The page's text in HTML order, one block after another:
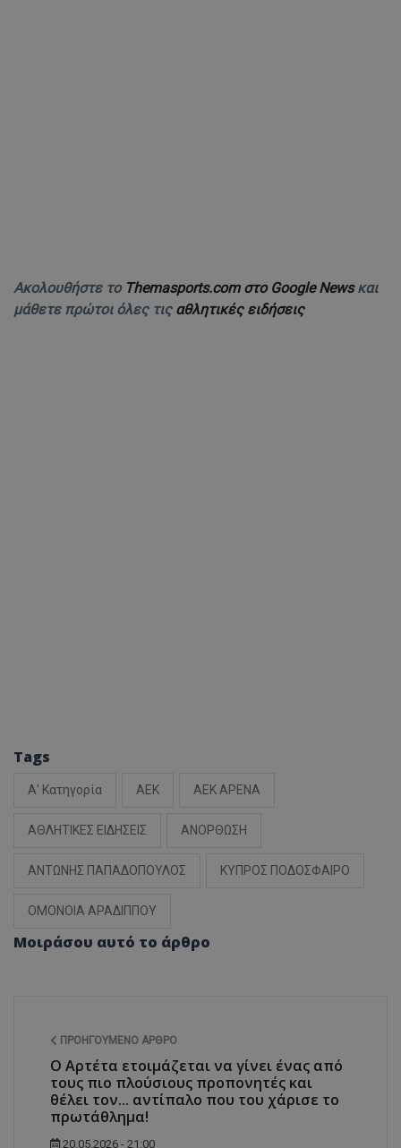
Ακολουθήστε το Themasports.com στο Google Newsκαι
μάθετε πρώτοι όλες τις αθλητικές ειδήσεις
Tags
Α' Κατηγορία ΑΕΚ ΑΕΚ ΑΡΕΝΑ
ΑΘΛΗΤΙΚΕΣ ΕΙΔΗΣΕΙΣ ΑΝΟΡΘΩΣΗ
ΑΝΤΩΝΗΣ ΠΑΠΑΔΟΠΟΥΛΟΣ ΚΥΠΡΟΣ ΠΟΔΟΣΦΑΙΡΟ
ΟΜΟΝΟΙΑ ΑΡΑΔΙΠΠΟΥ
Μοιράσου αυτό το άρθρο
ΠΡΟΗΓΟΎΜΕΝΟ ΆΡΘΡΟ
Ο Αρτέτα ετοιμάζεται να γίνει ένας από
τους πιο πλούσιους προπονητές και
θέλει τον... αντίπαλο που του χάρισε το
πρωτάθλημα!
20.05.2026 - 21:00